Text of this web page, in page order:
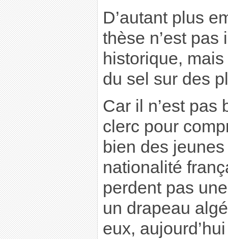
D’autant plus
thèse n’est pas
historique,
du sel sur des
Car il n’est pas
clerc pour
bien des
nationalité
perdent pas
un drapeau
eux,